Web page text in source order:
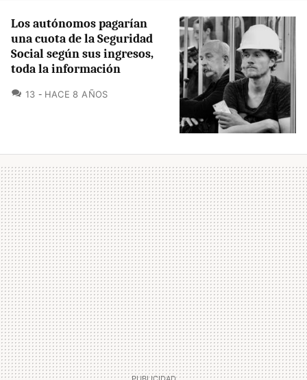
Los autónomos pagarían
una cuota de la Seguridad
Social según sus ingresos,
toda la información
13 COMENTARIOS
HACE 8 AÑOS